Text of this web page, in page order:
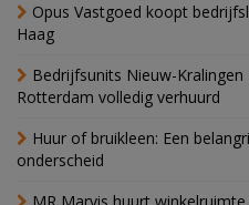
Opus Vastgoed koopt
Haag
Bedrijfsunits Nieuw-Kralingen
Rotterdam volledig verhuurd
Huur of bruikleen: Een
onderscheid